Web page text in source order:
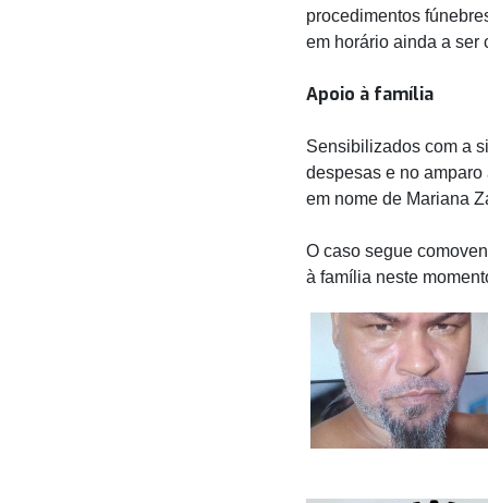
procedimentos
em horário ainda a ser
Apoio à família
Sensibilizados com a
despesas e no
em nome de Mariana
O caso segue
à família neste